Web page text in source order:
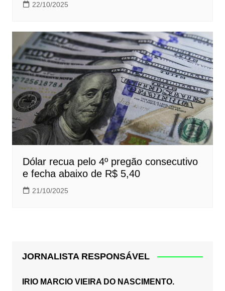
22/10/2025
Dólar recua pelo 4º pregão consecutivo
e fecha abaixo de R$ 5,40
21/10/2025
JORNALISTA RESPONSÁVEL
IRIO MARCIO VIEIRA DO NASCIMENTO.